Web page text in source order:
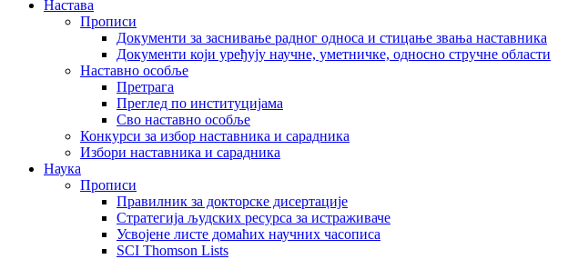
Настава
Прописи
Документи за заснивање радног односа и стицање звања наставника
Документи који уређују научне, уметничке, односно стручне области
Наставно особље
Претрага
Преглед по институцијама
Сво наставно особље
Конкурси за избор наставника и сарадника
Избори наставника и сарадника
Наука
Прописи
Правилник за докторске дисертације
Стратегија људских ресурса за истраживаче
Усвојене листе домаћих научних часописа
SCI Thomson Lists